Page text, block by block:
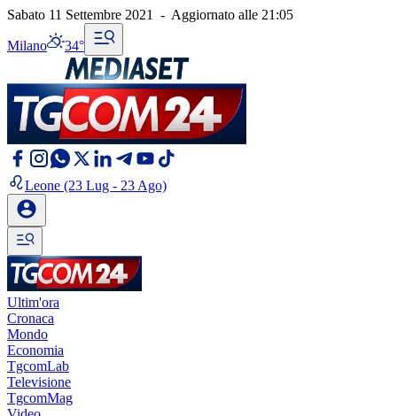
Sabato 11 Settembre 2021 - Aggiornato alle 21:05
Milano 34°
Leone (23 Lug - 23 Ago)
Ultim'ora
Cronaca
Mondo
Economia
TgcomLab
Televisione
TgcomMag